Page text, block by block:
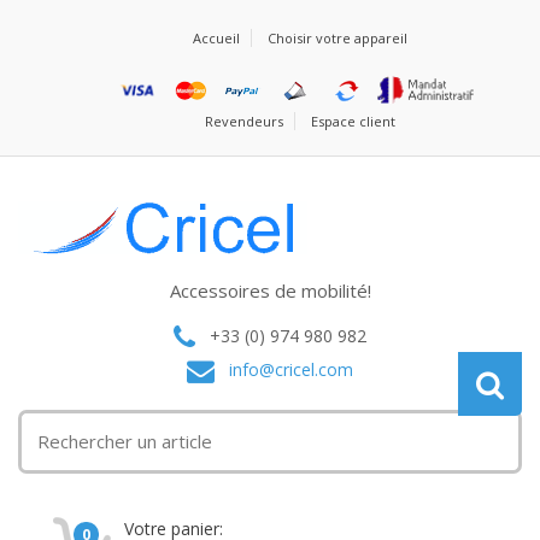
Accueil Choisir votre appareil
Revendeurs Espace client
Accessoires de mobilité!
+33 (0) 974 980 982
info@cricel.com
0 Votre panier: